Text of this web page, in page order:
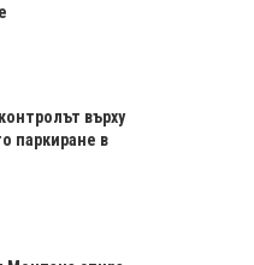
върху
паркиране в